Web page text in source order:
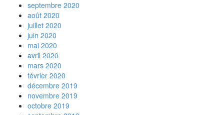
septembre 2020
août 2020
juillet 2020
juin 2020
mai 2020
avril 2020
mars 2020
février 2020
décembre 2019
novembre 2019
octobre 2019